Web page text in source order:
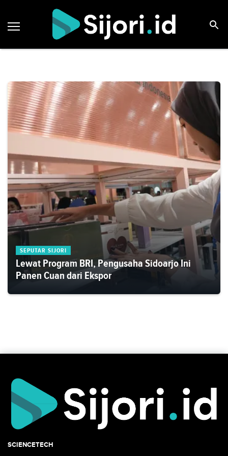
SEPUTAR SIJORI
Lewat Program BRI, Pengusaha Sidoarjo Ini
Panen Cuan dari Ekspor
SCIENCETECH